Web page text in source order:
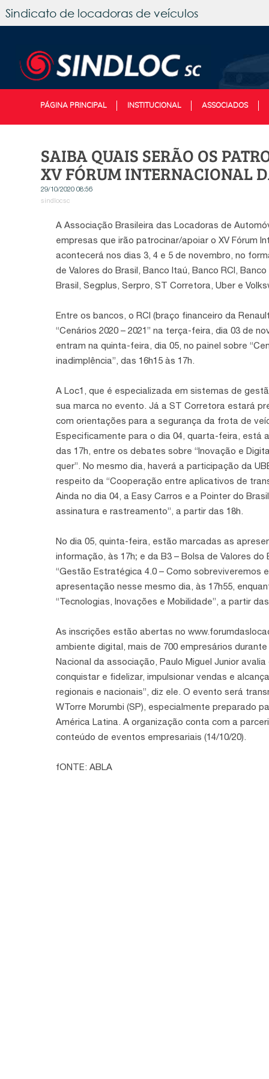
SAIBA QUAIS SERÃO OS
XV FÓRUM INTERNACIONAL
29/10/2020 08:56
sindlocsc
A Associação Brasileira das Locadoras de
empresas que irão patrocinar/apoiar o XV Fórum
acontecerá nos dias 3, 4 e 5 de novembro, no
de Valores do Brasil, Banco Itaú, Banco RCI,
Brasil, Segplus, Serpro, ST Corretora, Uber e
Entre os bancos, o RCI (braço financeiro da
“Cenários 2020 – 2021” na terça-feira, dia 03 de
entram na quinta-feira, dia 05, no painel sobre
inadimplência”, das 16h15 às 17h.
A Loc1, que é especializada em sistemas de
sua marca no evento. Já a ST Corretora estará
com orientações para a segurança da frota de
Especificamente para o dia 04, quarta-feira, está
das 17h, entre os debates sobre “Inovação e
quer”. No mesmo dia, haverá a participação da
respeito da “Cooperação entre aplicativos de
Ainda no dia 04, a Easy Carros e a Pointer do
assinatura e rastreamento”, a partir das 18h.
No dia 05, quinta-feira, estão marcadas as
informação, às 17h; e da B3 – Bolsa de Valores
“Gestão Estratégica 4.0 – Como sobreviveremos
apresentação nesse mesmo dia, às 17h55,
“Tecnologias, Inovações e Mobilidade”, a partir
As inscrições estão abertas no
ambiente digital, mais de 700 empresários
Nacional da associação, Paulo Miguel Junior
conquistar e fidelizar, impulsionar vendas e
regionais e nacionais”, diz ele. O evento será
WTorre Morumbi (SP), especialmente preparado
América Latina. A organização conta com a
conteúdo de eventos empresariais (14/10/20).
fONTE: ABLA
PÁGINA PRINCIPAL INSTITUCIONAL ASSOCIADOS
Sindicato de locadoras de veículos